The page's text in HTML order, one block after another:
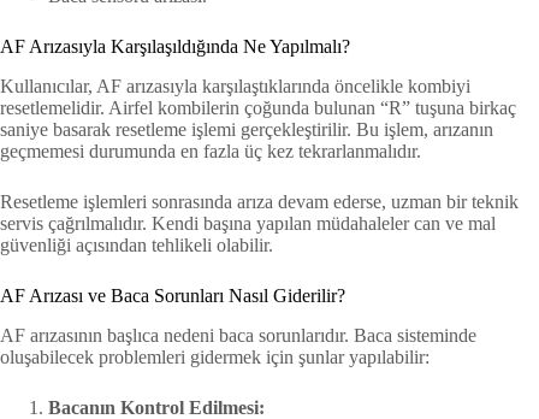
AF Arızasıyla Karşılaşıldığında Ne Yapılmalı?
Kullanıcılar, AF arızasıyla karşılaştıklarında öncelikle kombiyi
resetlemelidir. Airfel kombilerin çoğunda bulunan “R” tuşuna birkaç
saniye basarak resetleme işlemi gerçekleştirilir. Bu işlem, arızanın
geçmemesi durumunda en fazla üç kez tekrarlanmalıdır.
Resetleme işlemleri sonrasında arıza devam ederse, uzman bir teknik
servis çağrılmalıdır. Kendi başına yapılan müdahaleler can ve mal
güvenliği açısından tehlikeli olabilir.
AF Arızası ve Baca Sorunları Nasıl Giderilir?
AF arızasının başlıca nedeni baca sorunlarıdır. Baca sisteminde
oluşabilecek problemleri gidermek için şunlar yapılabilir:
Bacanın Kontrol Edilmesi: